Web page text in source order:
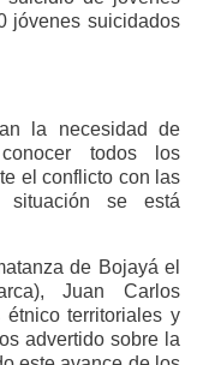
jóvenes suicidados
la necesidad de
todos los
el conflicto con las
situación se está
de Bojayá el
Juan Carlos
étnico territoriales y
advertido sobre la